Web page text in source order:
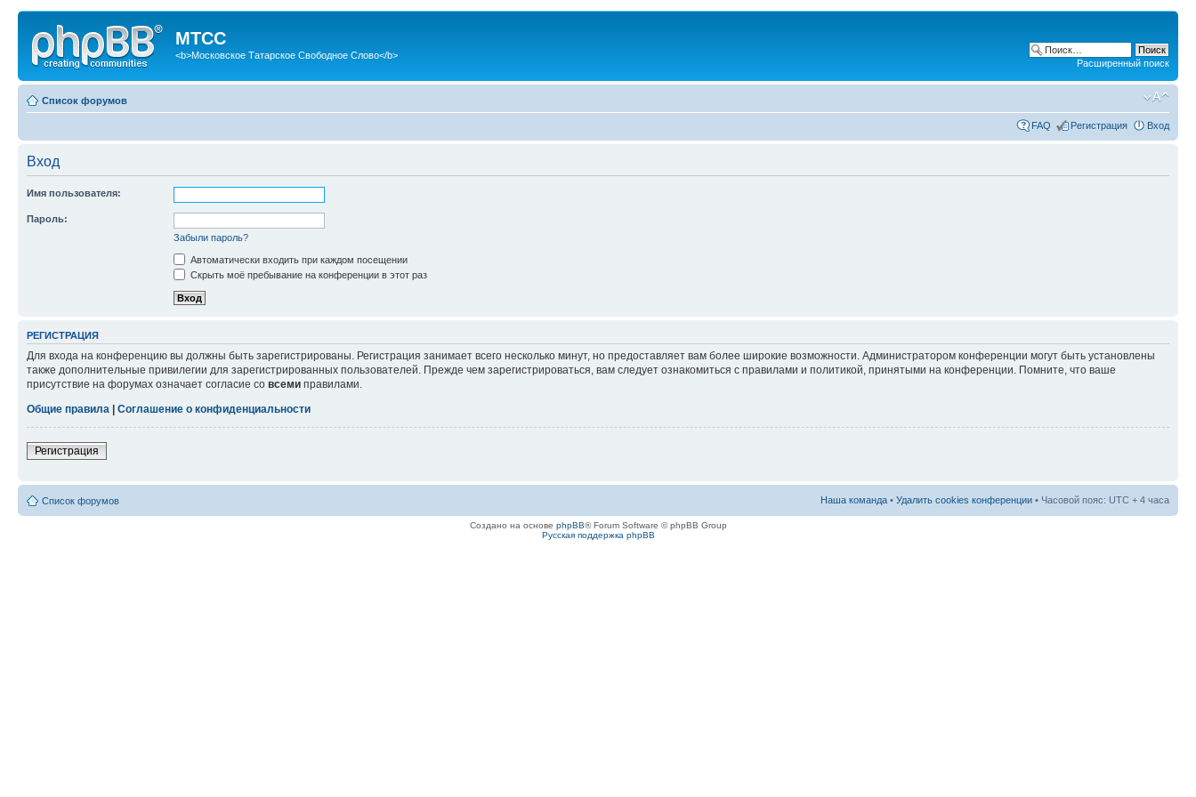
МТСС
<b>Московское Татарское Свободное Слово</b>
Расширенный поиск
Список форумов
FAQ Регистрация Вход
Вход
Имя пользователя:
Пароль:
Забыли пароль?
Автоматически входить при каждом посещении
Скрыть моё пребывание на конференции в этот раз
РЕГИСТРАЦИЯ
Для входа на конференцию вы должны быть зарегистрированы. Регистрация занимает всего несколько минут, но предоставляет вам более широкие возможности. Администратором конференции могут быть установлены
также дополнительные привилегии для зарегистрированных пользователей. Прежде чем зарегистрироваться, вам следует ознакомиться с правилами и политикой, принятыми на конференции. Помните, что ваше
присутствие на форумах означает согласие со всеми правилами.
Общие правила
Соглашение о конфиденциальности
Регистрация
Список форумов Наша команда • Удалить cookies конференции • Часовой пояс: UTC + 4 часа
Создано на основе phpBB® Forum Software © phpBB Group
Русская поддержка phpBB